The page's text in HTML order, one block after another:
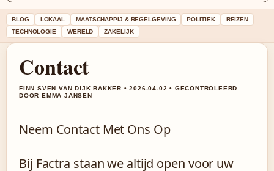
BLOG LOKAAL MAATSCHAPPIJ & REGELGEVING POLITIEK
REIZEN
TECHNOLOGIE
WERELD ZAKELIJK
Contact
FINN SVEN VAN DIJK BAKKER • 2026-04-02 • GECONTROLEERD
DOOR EMMA JANSEN
Neem Contact Met Ons Op
Bij Factra staan we altijd open voor uw